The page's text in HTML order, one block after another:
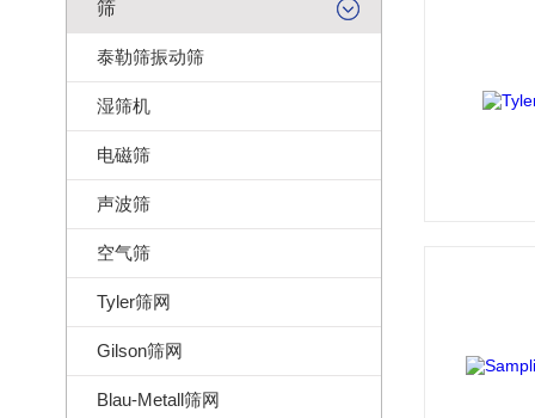
筛
泰勒筛振动筛
湿筛机
电磁筛
声波筛
空气筛
Tyler筛网
Gilson筛网
Blau-Metall筛网